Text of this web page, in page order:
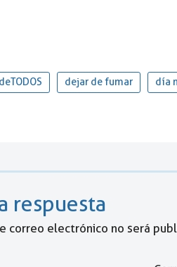
dejar de fumar día
respuesta
correo electrónico no será